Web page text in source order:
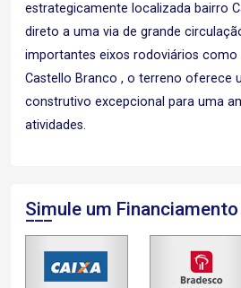
estrategicamente localizada bairro
direto a uma via de grande
importantes eixos rodoviários como
Castello Branco , o terreno oferece
construtivo excepcional para uma
atividades.
Simule um Financiamento